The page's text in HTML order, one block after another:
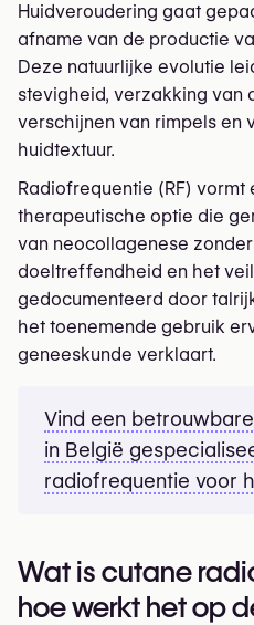
Huidveroudering gaat
afname van de productie
Deze natuurlijke evolutie
stevigheid, verzakking van
verschijnen van rimpels en
huidtextuur.
Radiofrequentie (RF) vormt
therapeutische optie die
van neocollagenese
doeltreffendheid en het
gedocumenteerd door
het toenemende gebruik
geneeskunde verklaart.
Vind een
in België
radiofrequentie voor
Wat is cutane
hoe werkt het op